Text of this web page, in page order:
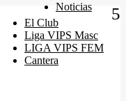
El Club
Liga VIPS Masc
LIGA VIPS FEM
Cantera
Noticias